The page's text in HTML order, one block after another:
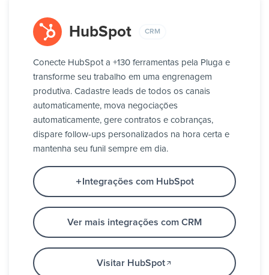
HubSpot CRM
Conecte HubSpot a +130 ferramentas pela Pluga e
transforme seu trabalho em uma engrenagem
produtiva. Cadastre leads de todos os canais
automaticamente, mova negociações
automaticamente, gere contratos e cobranças,
dispare follow-ups personalizados na hora certa e
mantenha seu funil sempre em dia.
Integrações com HubSpot
Ver mais integrações com CRM
Visitar HubSpot